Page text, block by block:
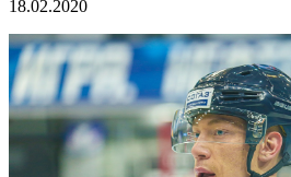
18.02.2020